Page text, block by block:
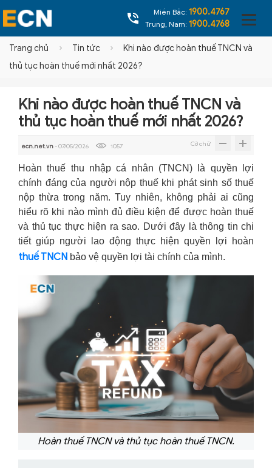
Miền Bắc: 1900.4767
Trung, Nam: 1900.4768
Trang chủ Tin tức
Khi nào được hoàn thuế TNCN và
thủ tục hoàn thuế mới nhất 2026?
Khi nào được hoàn thuế TNCN và
thủ tục hoàn thuế mới nhất 2026?
ecn.net.vn- 07/05/2026 1057 Cỡ chữ
Hoàn thuế thu nhập cá nhân (TNCN) là quyền lợi
chính đáng của người nộp thuế khi phát sinh số thuế
nộp thừa trong năm. Tuy nhiên, không phải ai cũng
hiểu rõ khi nào mình đủ điều kiện để được hoàn thuế
và thủ tục thực hiện ra sao. Dưới đây là thông tin chi
tiết giúp người lao động thực hiện quyền lợi hoàn
thuế TNCN bảo vệ quyền lợi tài chính của mình.
Hoàn thuế TNCN và thủ tục hoàn thuế TNCN.